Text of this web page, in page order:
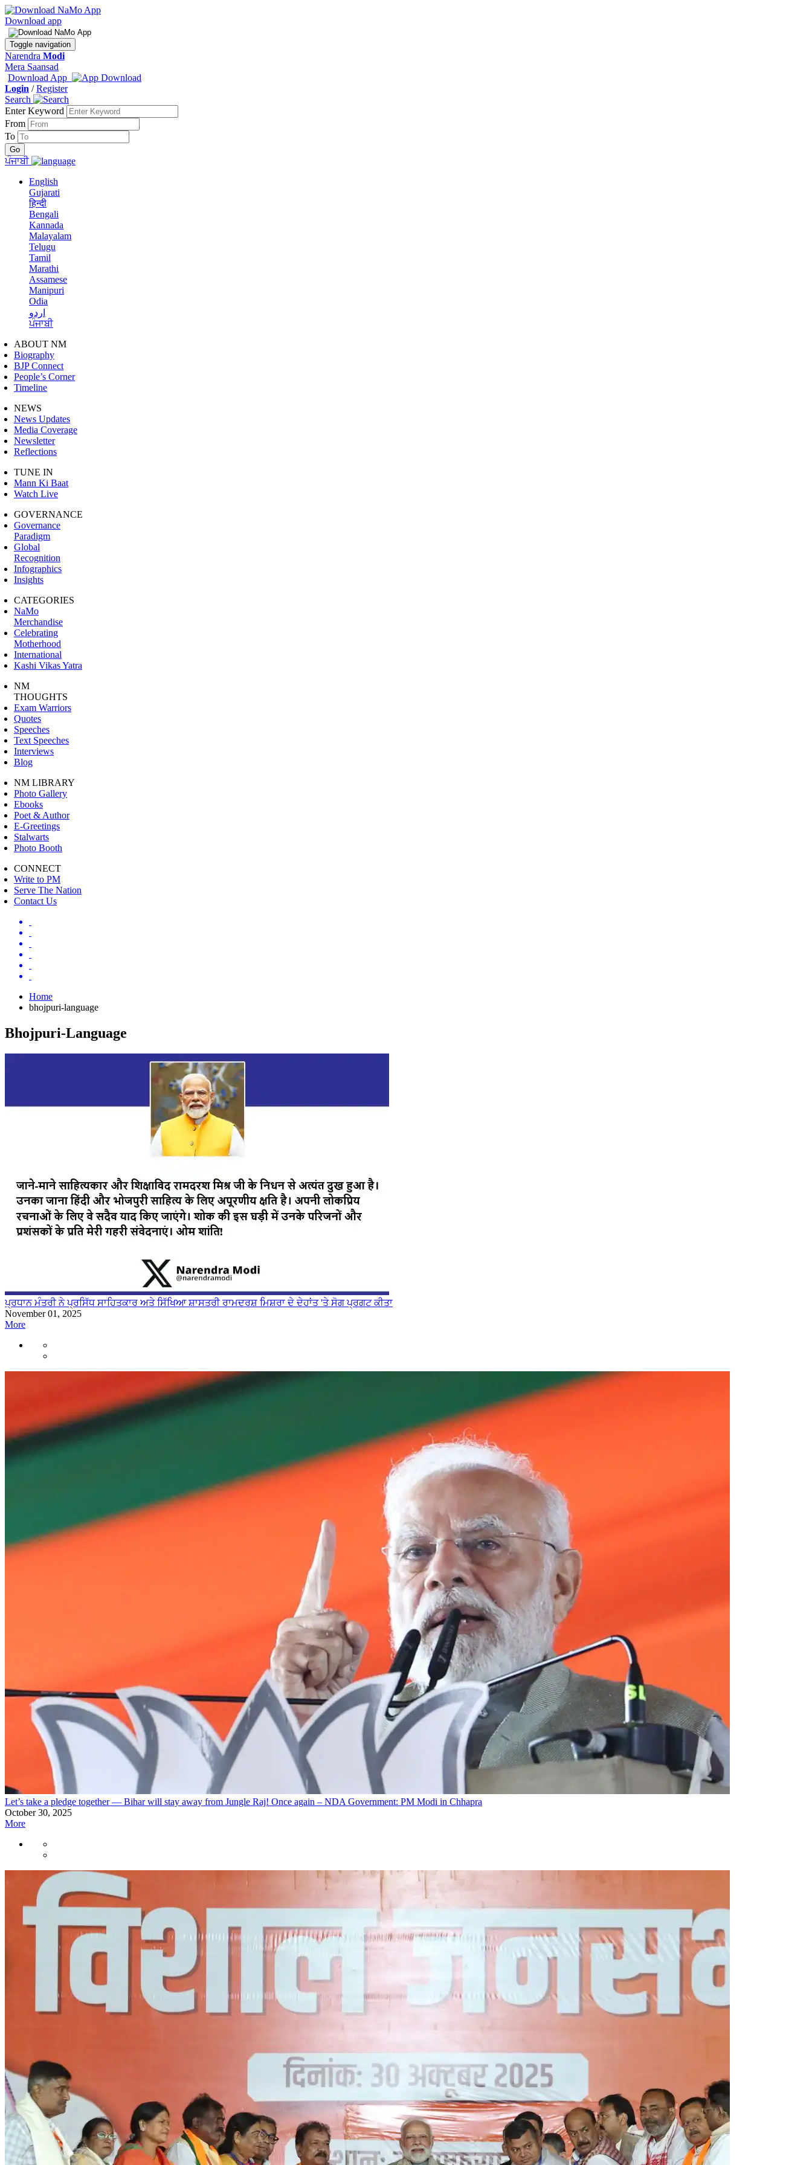
Download app
Toggle navigation
Narendra Modi
Mera Saansad
Download App
Login /Register
Search
Enter Keyword
From
To
ਪੰਜਾਬੀ
English
Gujarati
हिन्दी
Bengali
Kannada
Malayalam
Telugu
Tamil
Marathi
Assamese
Manipuri
Odia
اردو
ਪੰਜਾਬੀ
ABOUT NM
Biography
BJP Connect
People’s Corner
Timeline
NEWS
News Updates
Media Coverage
Newsletter
Reflections
TUNE IN
Mann Ki Baat
Watch Live
GOVERNANCE
Governance
Paradigm
Global
Recognition
Infographics
Insights
CATEGORIES
NaMo
Merchandise
Celebrating
Motherhood
International
Kashi Vikas Yatra
NM
THOUGHTS
Exam Warriors
Quotes
Speeches
Text Speeches
Interviews
Blog
NM LIBRARY
Photo Gallery
Ebooks
Poet & Author
E-Greetings
Stalwarts
Photo Booth
CONNECT
Write to PM
Serve The Nation
Contact Us
Home
bhojpuri-language
Bhojpuri-Language
ਪ੍ਰਧਾਨ ਮੰਤਰੀ ਨੇ ਪ੍ਰਸਿੱਧ ਸਾਹਿਤਕਾਰ ਅਤੇ ਸਿੱਖਿਆ ਸ਼ਾਸਤਰੀ ਰਾਮਦਰਸ਼ ਮਿਸ਼ਰਾ ਦੇ ਦੇਹਾਂਤ 'ਤੇ ਸੋਗ ਪ੍ਰਗਟ ਕੀਤਾ
November 01, 2025
More
Let’s take a pledge together — Bihar will stay away from Jungle Raj! Once again – NDA Government: PM Modi in Chhapra
October 30, 2025
More